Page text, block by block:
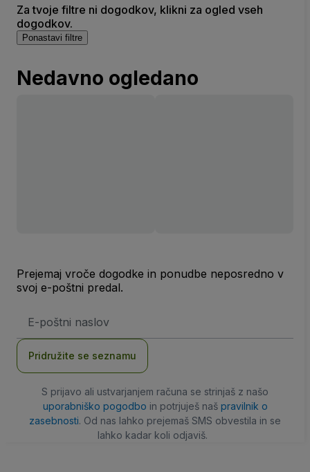
Za tvoje filtre ni dogodkov, klikni za ogled vseh
dogodkov.
Ponastavi filtre
Nedavno ogledano
Prejemaj vroče dogodke in ponudbe neposredno v
svoj e-poštni predal.
naslov
Pridružite se seznamu
S prijavo ali ustvarjanjem računa se strinjaš z našo
uporabniško pogodbo in potrjuješ naš pravilnik o
zasebnosti. Od nas lahko prejemaš SMS obvestila in se
lahko kadar koli odjaviš.